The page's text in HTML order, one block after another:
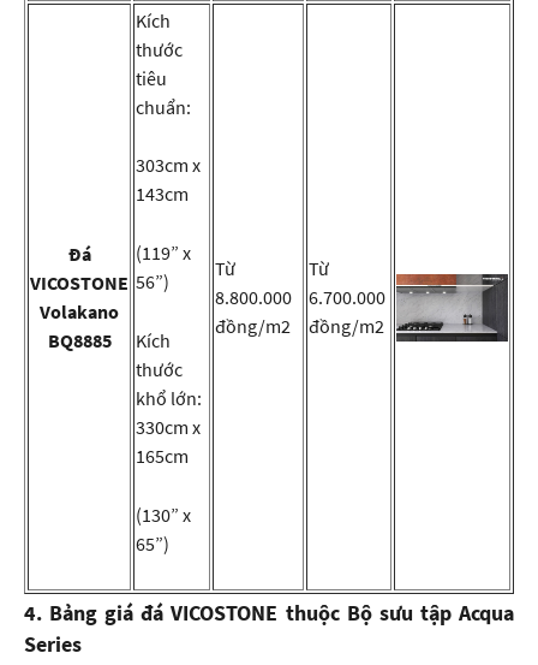
Đá
VICOSTONE
Volakano
BQ8885
Kích
thước
tiêu
chuẩn:
303cm x
143cm
(119” x
56”)
Kích
thước
khổ lớn:
330cm x
165cm
(130” x
65”)
Từ
8.800.000
đồng/m2
Từ
6.700.000
đồng/m2
4. Bảng giá đá VICOSTONE thuộc Bộ sưu tập Acqua
Series